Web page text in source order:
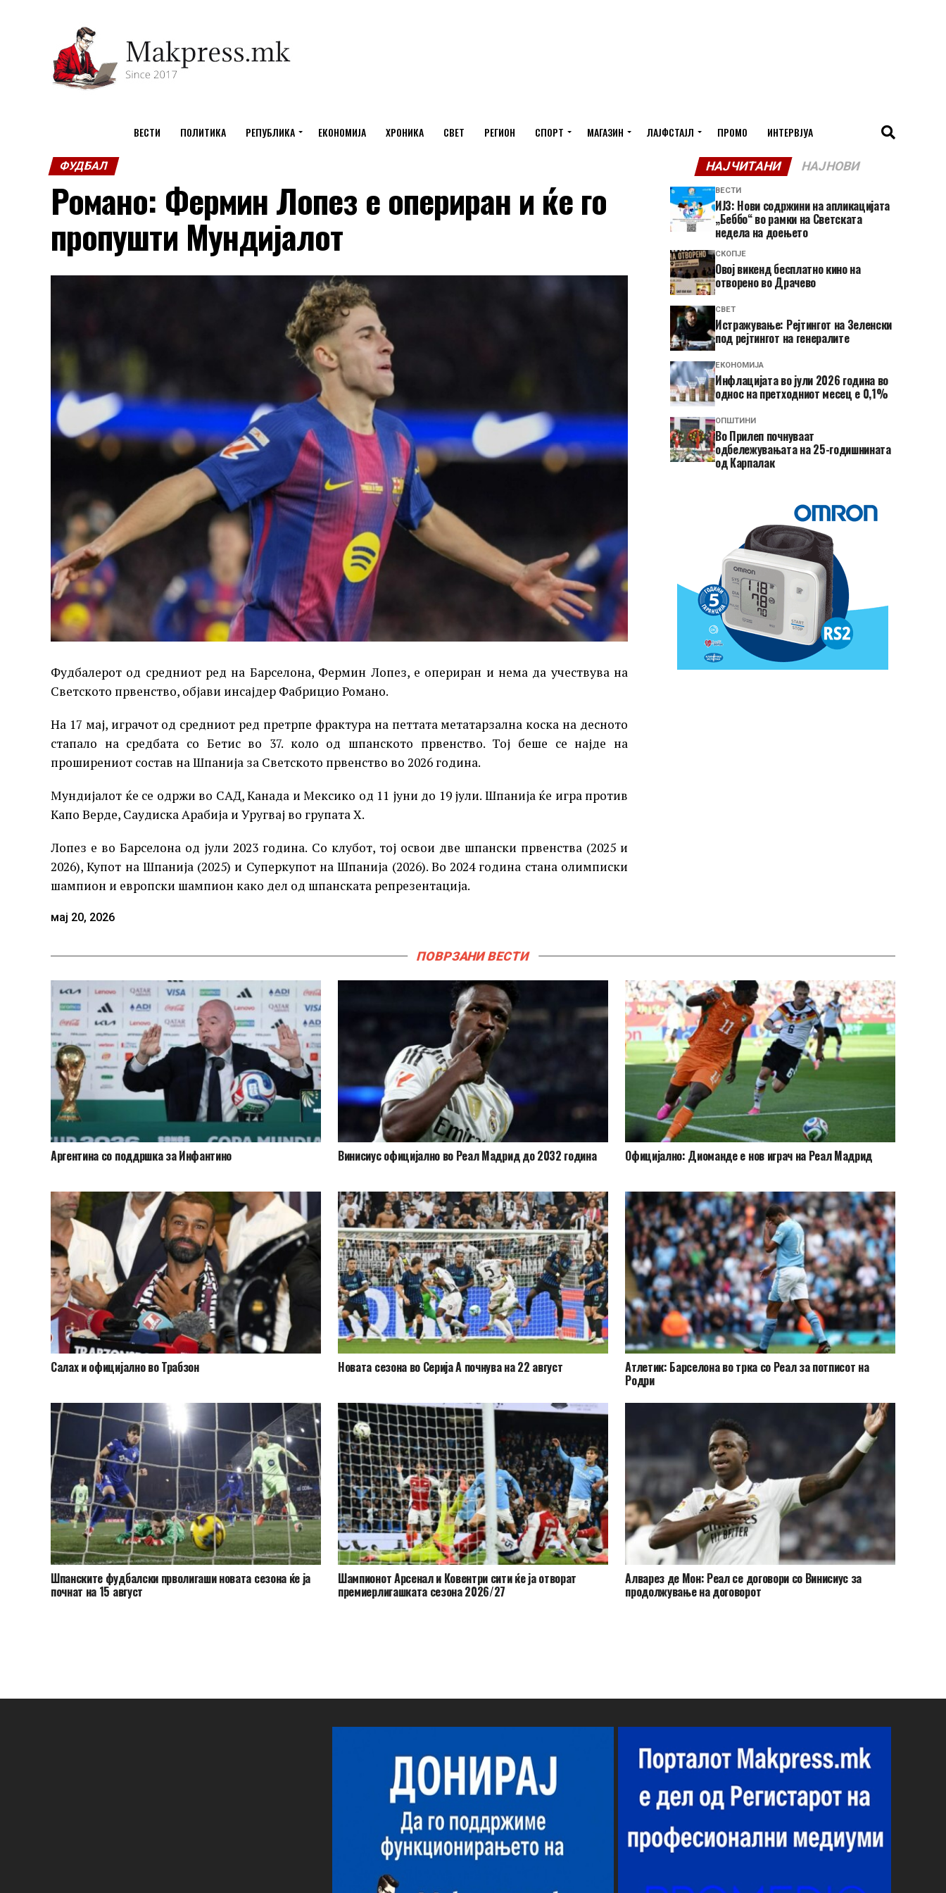
ВЕСТИ ПОЛИТИКА РЕПУБЛИКА ЕКОНОМИЈА ХРОНИКА СВЕТ РЕГИОН СПОРТ МАГАЗИН ЛАЈФСТАЈЛ ПРОМО ИНТЕРВЈУА
ФУДБАЛ
Романо: Фермин Лопез е опериран и ќе го
пропушти Мундијалот
Фудбалерот од средниот ред на Барселона, Фермин Лопез, е опериран и нема да учествува на
Светското првенство, објави инсајдер Фабрицио Романо.
На 17 мај, играчот од средниот ред претрпе фрактура на петтата метатарзална коска на десното
стапало на средбата со Бетис во 37. коло од шпанското првенство. Тој беше се најде на
проширениот состав на Шпанија за Светското првенство во 2026 година.
Мундијалот ќе се одржи во САД, Канада и Мексико од 11 јуни до 19 јули. Шпанија ќе игра против
Капо Верде, Саудиска Арабија и Уругвај во групата Х.
Лопез е во Барселона од јули 2023 година. Со клубот, тој освои две шпански првенства (2025 и
2026), Купот на Шпанија (2025) и Суперкупот на Шпанија (2026). Во 2024 година стана олимписки
шампион и европски шампион како дел од шпанската репрезентација.
мај 20, 2026
НАЈЧИТАНИ НАЈНОВИ
ВЕСТИ
ИЈЗ: Нови содржини на апликацијата
„Беббо“ во рамки на Светската
недела на доењето
СКОПЈЕ
​Овој викенд бесплатно кино на
отворено во Драчево
СВЕТ
Истражување: Рејтингот на Зеленски
под рејтингот на генералите
ЕКОНОМИЈА
Инфлацијата во јули 2026 година во
однос на претходниот месец е 0,1%
ОПШТИНИ
Во Прилеп почнуваат
одбележувањата на 25-годишнината
од Карпалак
ПОВРЗАНИ ВЕСТИ
Аргентина со поддршка за Инфантино Винисиус официјално во Реал Мадрид до 2032 година Официјално: Диоманде е нов играч на Реал Мадрид
Салах и официјално во Трабзон Новата сезона во Серија А почнува на 22 август Атлетик: Барселона во трка со Реал за потписот на
Родри
Шпанските фудбалски прволигаши новата сезона ќе ја
почнат на 15 август
Шампионот Арсенал и Ковентри сити ќе ја отворат
премиерлигашката сезона 2026/27
Алварез де Мон: Реал се договори со Винисиус за
продолжување на договорот